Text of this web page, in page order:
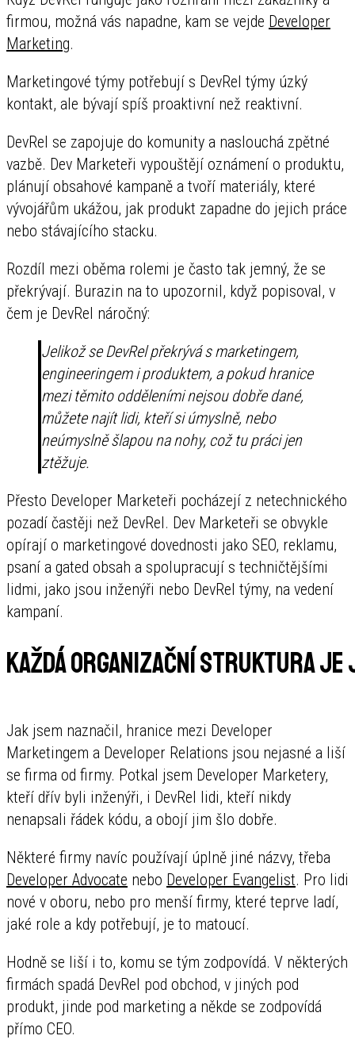
firmou, možná vás napadne, kam se vejde Developer
Marketing.
Marketingové týmy potřebují s DevRel týmy úzký
kontakt, ale bývají spíš proaktivní než reaktivní.
DevRel se zapojuje do komunity a naslouchá zpětné
vazbě. Dev Marketeři vypouštějí oznámení o produktu,
plánují obsahové kampaně a tvoří materiály, které
vývojářům ukážou, jak produkt zapadne do jejich práce
nebo stávajícího stacku.
Rozdíl mezi oběma rolemi je často tak jemný, že se
překrývají. Burazin na to upozornil, když popisoval, v
čem je DevRel náročný:
Jelikož se DevRel překrývá s marketingem,
engineeringem i produktem, a pokud hranice
mezi těmito odděleními nejsou dobře dané,
můžete najít lidi, kteří si úmyslně, nebo
neúmyslně šlapou na nohy, což tu práci jen
ztěžuje.
Přesto Developer Marketeři pocházejí z netechnického
pozadí častěji než DevRel. Dev Marketeři se obvykle
opírají o marketingové dovednosti jako SEO, reklamu,
psaní a gated obsah a spolupracují s techničtějšími
lidmi, jako jsou inženýři nebo DevRel týmy, na vedení
kampaní.
Každá organizační struktura je
Jak jsem naznačil, hranice mezi Developer
Marketingem a Developer Relations jsou nejasné a liší
se firma od firmy. Potkal jsem Developer Marketery,
kteří dřív byli inženýři, i DevRel lidi, kteří nikdy
nenapsali řádek kódu, a obojí jim šlo dobře.
Některé firmy navíc používají úplně jiné názvy, třeba
Developer Advocate nebo Developer Evangelist. Pro lidi
nové v oboru, nebo pro menší firmy, které teprve ladí,
jaké role a kdy potřebují, je to matoucí.
Hodně se liší i to, komu se tým zodpovídá. V některých
firmách spadá DevRel pod obchod, v jiných pod
produkt, jinde pod marketing a někde se zodpovídá
přímo CEO.